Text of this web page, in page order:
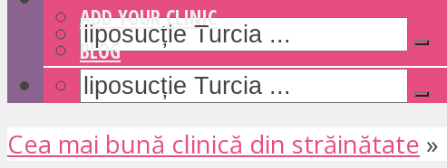
ADD YOUR CLINIC
BLOG
Cea mai bună clinică din străinătate »